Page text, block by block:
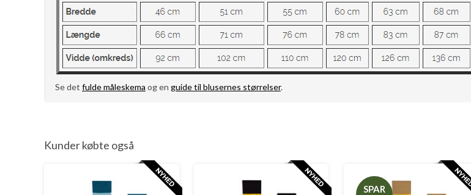
Se det fulde måleskema og en guide til blusernes størrelser.
Kunder købte også
SPAR